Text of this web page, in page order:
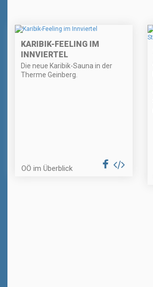
KARIBIK-FEELING IM
INNVIERTEL
Die neue Karibik-Sauna in der
Therme Geinberg.
OÖ im Überblick